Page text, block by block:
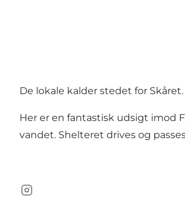
De lokale kalder stedet for
Her er en fantastisk udsigt imod
vandet. Shelteret drives og
Instagram